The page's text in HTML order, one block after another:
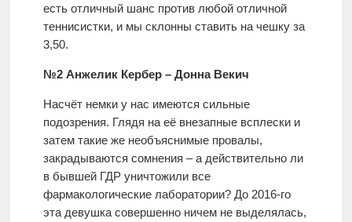
есть отличный шанс против любой отличной
теннисистки, и мы склонны ставить на чешку за
3,50.
№2 Анжелик Кербер – Донна Векич
Насчёт немки у нас имеются сильные
подозрения. Глядя на её внезапные всплески и
затем такие же необъяснимые провалы,
закрадываются сомнения – а действительно ли
в бывшей ГДР уничтожили все
фармакологические лаборатории? До 2016-го
эта девушка совершенно ничем не выделялась,